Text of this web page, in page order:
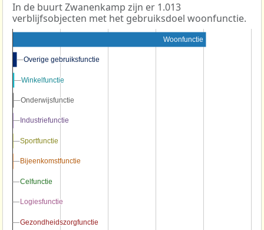
In de buurt Zwanenkamp zijn er 1.013
verblijfsobjecten met het gebruiksdoel woonfunctie.
Woonfunctie
Overige gebruiksfunctie
Overige gebruiksfunctie
Winkelfunctie
Winkelfunctie
Onderwijsfunctie
Onderwijsfunctie
Industriefunctie
Industriefunctie
Sportfunctie
Sportfunctie
Bijeenkomstfunctie
Bijeenkomstfunctie
Celfunctie
Celfunctie
Logiesfunctie
Logiesfunctie
Gezondheidszorgfunctie
Gezondheidszorgfunctie